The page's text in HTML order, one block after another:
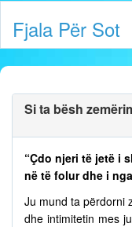
Fjala Për Sot
Si ta bësh
“Çdo njeri të jetë i
në të folur dhe i
Ju mund ta përdorni
dhe intimitetin mes